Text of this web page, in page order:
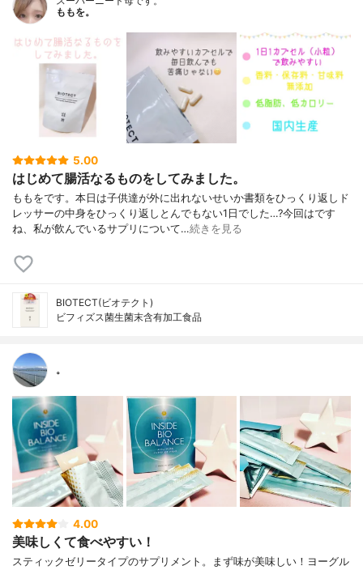
ももを。
5.00
はじめて腸活なるものをしてみました。
ももをです。本日は子供達が外に出れないせいか書類をひっくり返しド
レッサーの中身をひっくり返しとんでもない1日でした…?今回はです
ね、私が飲んでいるサプリについて…続きを見る
BIOTECT(ビオテクト)
ビフィズス菌生菌末含有加工食品
。
4.00
美味しくて食べやすい！
スティックゼリータイプのサプリメント。まず味が美味しい！ヨーグル